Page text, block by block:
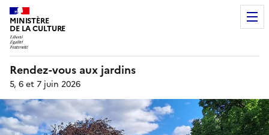
MINISTÈRE
DE LA CULTURE
Rendez-vous aux jardins
5, 6 et 7 juin 2026